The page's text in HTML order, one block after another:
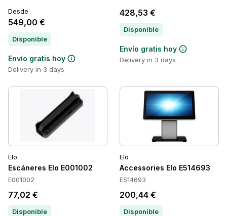
Desde
549,00 €
Disponible
Envío gratis hoy
Delivery in 3 days
428,53 €
Disponible
Envío gratis hoy
Delivery in 3 days
Elo
Escáneres Elo E001002
E001002
77,02 €
Disponible
Elo
Accessories Elo E514693
E514693
200,44 €
Disponible